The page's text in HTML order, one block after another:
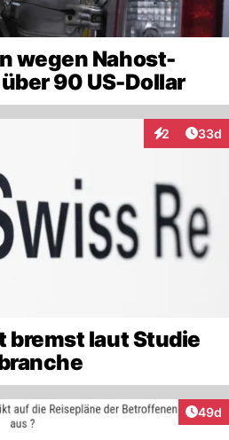
wegen Nahost-
90 US-Dollar
2
Interaktionen
33d
bremst laut Studie
49d